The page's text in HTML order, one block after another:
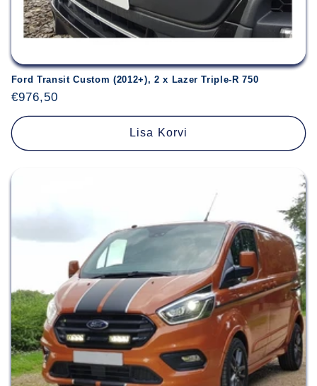
Ford Transit Custom (2012+), 2 x Lazer Triple-R 750
Hind
€976,50
Lisa Korvi